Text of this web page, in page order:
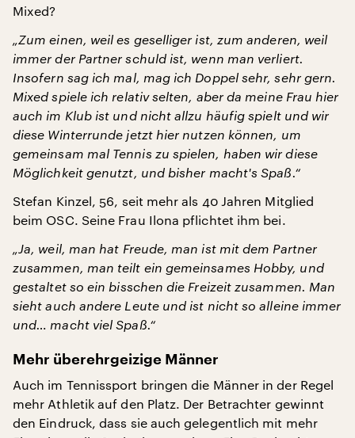
Mixed?
„Zum einen, weil es geselliger ist, zum anderen, weil
immer der Partner schuld ist, wenn man verliert.
Insofern sag ich mal, mag ich Doppel sehr, sehr gern.
Mixed spiele ich relativ selten, aber da meine Frau hier
auch im Klub ist und nicht allzu häufig spielt und wir
diese Winterrunde jetzt hier nutzen können, um
gemeinsam mal Tennis zu spielen, haben wir diese
Möglichkeit genutzt, und bisher macht's Spaß.“
Stefan Kinzel, 56, seit mehr als 40 Jahren Mitglied
beim OSC. Seine Frau Ilona pflichtet ihm bei.
„Ja, weil, man hat Freude, man ist mit dem Partner
zusammen, man teilt ein gemeinsames Hobby, und
gestaltet so ein bisschen die Freizeit zusammen. Man
sieht auch andere Leute und ist nicht so alleine immer
und… macht viel Spaß.“
Mehr überehrgeizige Männer
Auch im Tennissport bringen die Männer in der Regel
mehr Athletik auf den Platz. Der Betrachter gewinnt
den Eindruck, dass sie auch gelegentlich mit mehr